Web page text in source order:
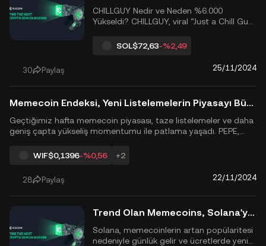
CHILLGUY Nedir ve Neden %6.000
Yükseldi? CHILLGUY, viral “Just a Chill Guy”
tabanlı memecoin'dir. Günlere içinde
%6.000'in üzerinde bir artış yaşadı çünkü:
Gen Z kullanıcıları arasında büyük bir
(günde neredeyse 490 ...
SOL$72,63-%2,49
30 Paylaş 25/11/2024
Memecoin Endeksi, Yeni Listelemelerin Piyasayı Büyütmesiyle %100 Arttı
Geçtiğimiz hafta memecoin piyasası, taze listelemeler ve daha
geniş çapta yükseliş momentumu ile patlama yaşadı. PEPE,
bırakarak önemli fiyat artışları gösterdi. Bu artış, büyük merkezi
borsaların memecoinleri benzeri görülmemiş bir hızl...
WIF$0,1396-%0,56 +2
28 Paylaş 22/11/2024
Trend Olan Memecoins, Solana'yı Rekor 8.35 Milyar Dolar Gelire Taşıdı
Solana, memecoinlerin artan popülaritesi
nedeniyle günlük gelir ve ücretlerde yeni